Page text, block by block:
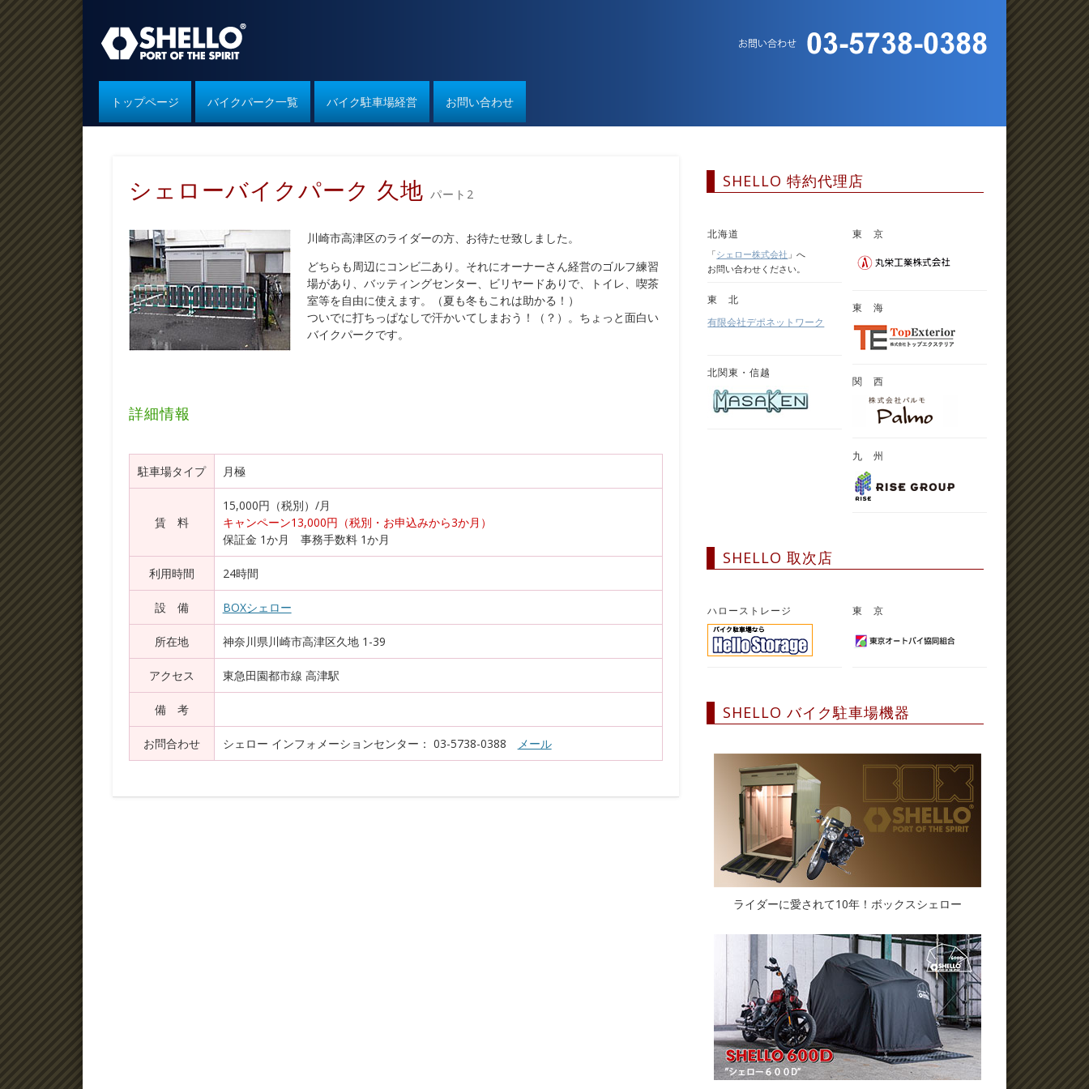
トップページ バイクパーク一覧 バイク駐車場経営 お問い合わせ
シェローバイクパーク 久地 パート2
川崎市高津区のライダーの方、お待たせ致しました。
どちらも周辺にコンビ二あり。それにオーナーさん経営のゴルフ練習
場があり、バッティングセンター、ビリヤードありで、トイレ、喫茶
室等を自由に使えます。（夏も冬もこれは助かる！）
ついでに打ちっぱなしで汗かいてしまおう！（？）。ちょっと面白い
バイクパークです。
詳細情報
駐車場タイプ 月極
賃 料
15,000円（税別）/月
キャンペーン13,000円（税別・お申込みから3か月）
保証金 1か月 事務手数料 1か月
利用時間 24時間
設 備 BOXシェロー
所在地 神奈川県川崎市高津区久地 1-39
アクセス 東急田園都市線 高津駅
備 考
お問合わせ シェロー インフォメーションセンター： 03-5738-0388 メール
SHELLO 特約代理店
北海道
「シェロー株式会社 」へ
お問い合わせください。
東 北
有限会社デポネットワーク
北関東・信越
東 京
東 海
関 西
九 州
SHELLO 取次店
ハローストレージ 東 京
SHELLO バイク駐車場機器
ライダーに愛されて10年！ボックスシェロー